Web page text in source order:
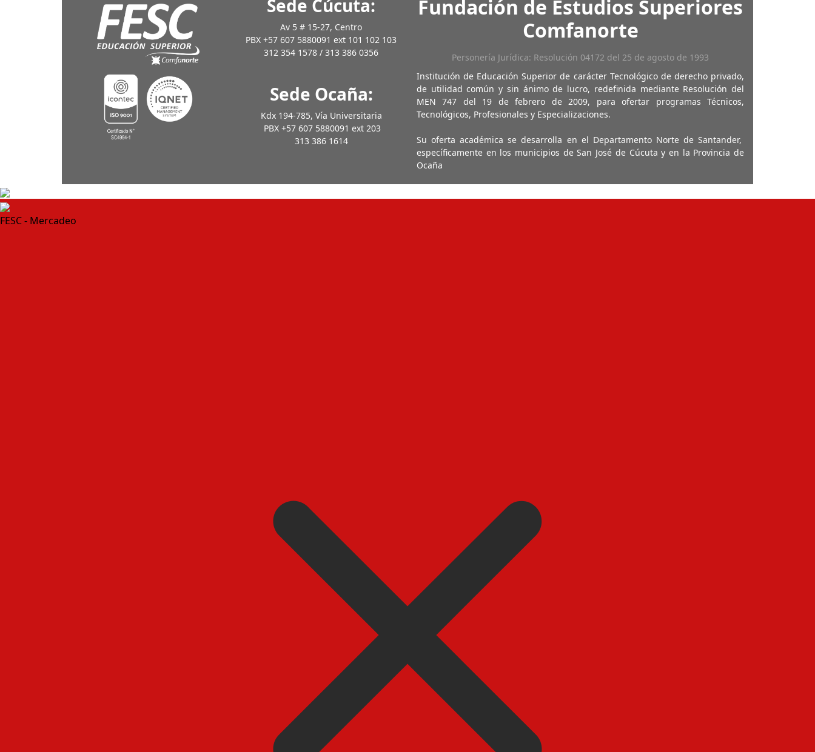
Sede Cúcuta:
Av 5 # 15-27, Centro
PBX +57 607 5880091 ext 101 102 103
312 354 1578 / 313 386 0356
Sede Ocaña:
Kdx 194-785, Vía Universitaria
PBX +57 607 5880091 ext 203
313 386 1614
Fundación de Estudios Superiores
Comfanorte
Personería Jurídica: Resolución 04172 del 25 de agosto de 1993
Institución de Educación Superior de carácter Tecnológico de derecho privado,
de utilidad común y sin ánimo de lucro, redefinida mediante Resolución del
MEN 747 del 19 de febrero de 2009, para ofertar programas Técnicos,
Tecnológicos, Profesionales y Especializaciones.
Su oferta académica se desarrolla en el Departamento Norte de Santander,
específicamente en los municipios de San José de Cúcuta y en la Provincia de
Ocaña
FESC - Mercadeo